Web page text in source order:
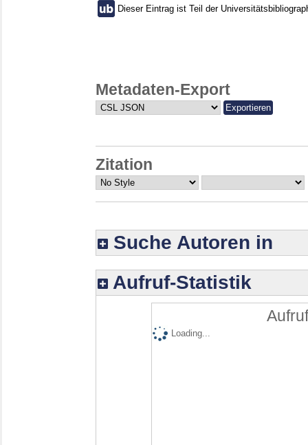
Dieser Eintrag ist Teil der
Metadaten-Export
Zitation
Suche Autoren in
Aufruf-Statistik
Loading...